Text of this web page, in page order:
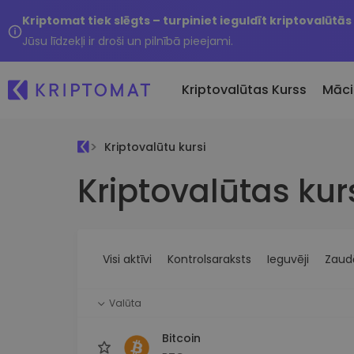
Kriptomat tiek slēgts – turpiniet ieguldīt kriptovalūtās
Jūsu līdzekļi ir droši un pilnībā pieejami.
Kriptovalūtas Kurss
Visas cenas
Vairāk nekā 300 kriptovalūtu Nesen
Pērciet vairāk nekā 300
kriptovalūtas
iespējas
Kriptovalūtu kursi
Kriptovalūtas
Visi aktīvi Kontrolsaraksts Ieguvēji
Valūta
Bitcoin